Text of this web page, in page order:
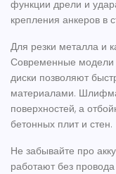
функции дрели и
крепления анкеров в
Для резки металла и
Современные модели
диски позволяют
материалами.
поверхностей, а
бетонных плит и стен.
Не забывайте про
работают без